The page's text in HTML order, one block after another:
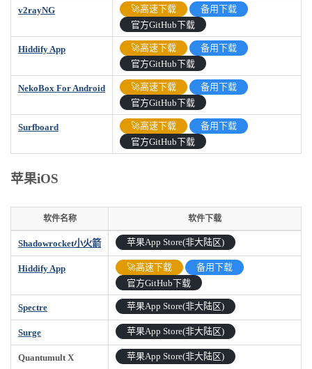
软件名称 软件下载
v2rayNG 🚀高速下载
备用下载
官方GitHub下载
Hiddify App 🚀高速下载
备用下载
官方GitHub下载
NekoBox For Android 🚀高速下载
备用下载
官方GitHub下载
Surfboard 🚀高速下载
备用下载
官方GitHub下载
苹果iOS
软件名称 软件下载
软件名称 软件下载
Shadowrocket小火箭 苹果App Store(非大陆区)
Hiddify App 🚀高速下载
备用下载
官方GitHub下载
Spectre 苹果App Store(非大陆区)
Surge 苹果App Store(非大陆区)
Quantumult X 苹果App Store(非大陆区)